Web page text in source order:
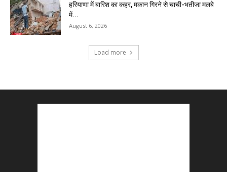
हरियाणा में बारिश का कहर, मकान गिरने से चाची-भतीजा मलबे
में...
August 6, 2026
Load more